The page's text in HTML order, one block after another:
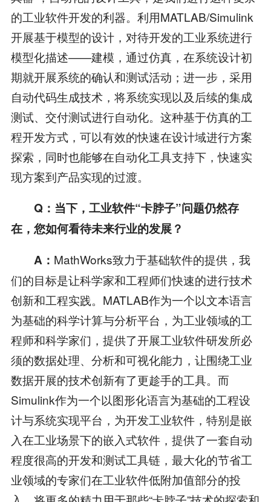
的工业软件开发的利器。利用MATLAB/Simulink
开展基于模型的设计，对待开发的工业系统进行
模型化描述——建模，通过仿真，在系统设计初
期就开展系统的确认和测试活动；进一步，采用
自动代码生成技术，将系统实现以及后续的集成
测试、交付测试进行自动化。这种基于仿真的工
程开发方式，可以有效的快速在设计域进行方案
探索，同时也能够在自动化工具支持下，快速实
现方案到产品实现的过渡。
Q：当下，工业软件“卡脖子”问题仍然存
在，您如何看待未来行业的发展？
A： MathWorks致力于基础软件的提供，我
们的目标是让科学家和工程师们快速的进行技术
创新和工程实践。MATLAB作为一个以文本语言
为基础的科学计算与分析平台，为工业领域的工
程师和科学家们，提供了开展工业软件研发所必
须的数据处理、分析和可视化能力，让围绕工业
数据开展的技术创新有了更趁手的工具。而
Simulink作为一个以图形化语言为基础的工程设
计与系统实现平台，为开发工业软件，特别是嵌
入在工业场景下的嵌入式软件，提供了一套自动
程度很高的开发和测试工具链，最大化的节省工
业领域的专家们在工业软件低附加值部分的投